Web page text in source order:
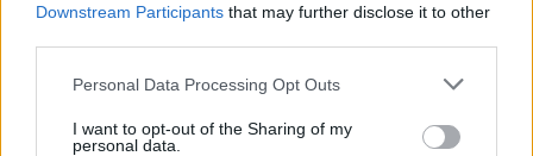
Downstream Participants that may further disclose it to other
Please note that this website/app uses one or more Google
not limited to your visit or usage behaviour. You may click to
Personal Data Processing Opt Outs
I want to opt-out of the Sharing of my
personal data.
δολάρια στην KG Mobility